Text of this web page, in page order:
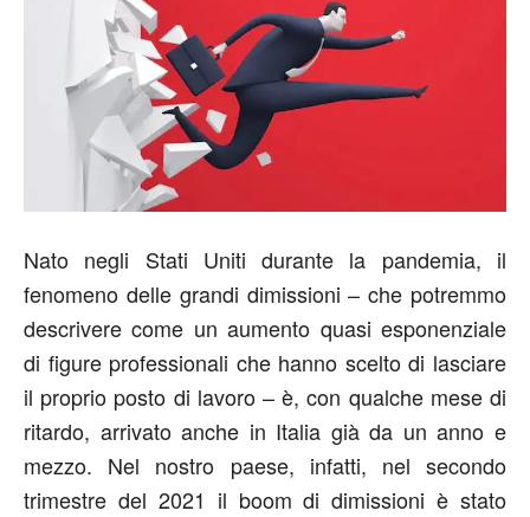
Nato negli Stati Uniti durante la pandemia, il
fenomeno delle grandi dimissioni – che potremmo
descrivere come un aumento quasi esponenziale
di figure professionali che hanno scelto di lasciare
il proprio posto di lavoro – è, con qualche mese di
ritardo, arrivato anche in Italia già da un anno e
mezzo. Nel nostro paese, infatti, nel secondo
trimestre del 2021 il boom di dimissioni è stato